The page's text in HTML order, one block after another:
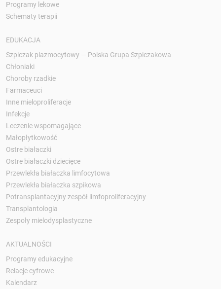
Programy lekowe
Schematy terapii
EDUKACJA
Szpiczak plazmocytowy — Polska Grupa Szpiczakowa
Chłoniaki
Choroby rzadkie
Farmaceuci
Inne mieloproliferacje
Infekcje
Leczenie wspomagające
Małopłytkowość
Ostre białaczki
Ostre białaczki dziecięce
Przewlekła białaczka limfocytowa
Przewlekła białaczka szpikowa
Potransplantacyjny zespół limfoproliferacyjny
Transplantologia
Zespoły mielodysplastyczne
AKTUALNOŚCI
Programy edukacyjne
Relacje cyfrowe
Kalendarz